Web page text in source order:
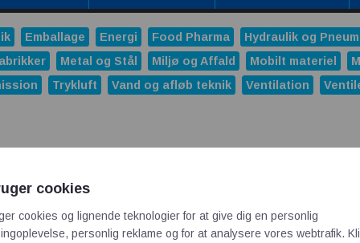
Emballage Energi Food Pharma Hydraulik og
Metal og Stål Miljø og Affald Mobilt materiel
Trykluft Vand og afløb teknik Ventilation
cookies
cookies og lignende teknologier for at give dig en personlig
personlig reklame og for at analysere vores webtrafik.